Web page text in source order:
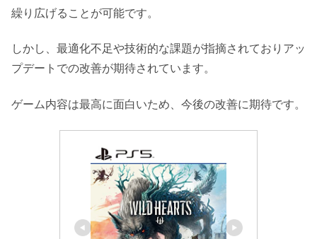
繰り広げることが可能です。
しかし、最適化不足や技術的な課題が指摘されておりアッ
プデートでの改善が期待されています。
ゲーム内容は最高に面白いため、今後の改善に期待です。